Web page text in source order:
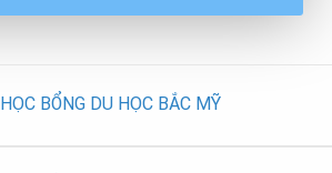
HỌC BỔNG DU HỌC BẮC MỸ